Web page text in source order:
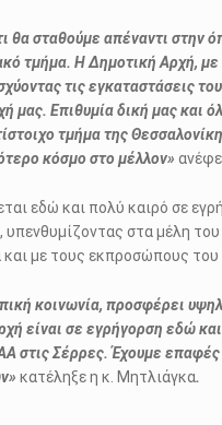
σταθούμε απέναντι
τμήμα. Η Δημοτική Αρχή,
τις εγκαταστάσεις
μας. Επιθυμία δική μας
τμήμα της
κόσμο στο μέλλον»
εδώ και πολύ καιρό σε
στα μέλη
και με τους εκπροσώπους
κοινωνία, προσφέρει
είναι σε εγρήγορση εδώ
στις Σέρρες. Έχουμε
κατέληξε η κ. Μητλιάγκα.